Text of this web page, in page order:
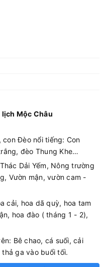
Mộc Châu
Đèo nổi tiếng: Con
đèo Thung Khe…
Dải Yếm, Nông trường
Vườn mận, vườn cam -
cải, hoa dã quỳ, hoa tam
hoa đào ( tháng 1 - 2),
Bê chao, cá suối, cải
ga vào buổi tối.